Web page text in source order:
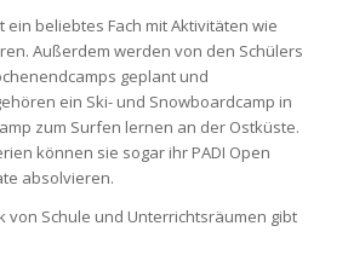
ein beliebtes Fach mit Aktivitäten wie
Außerdem werden von den Schülers
geplant und
ein Ski- und Snowboardcamp in
zum Surfen lernen an der Ostküste.
können sie sogar ihr PADI Open
absolvieren.
von Schule und Unterrichtsräumen gibt